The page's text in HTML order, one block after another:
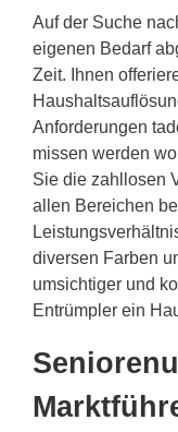
Auf der Suche
eigenen Bedarf
Zeit. Ihnen
Anforderungen
missen werden
Sie die zahllosen
allen Bereichen
diversen Farben
umsichtiger und
Entrümpler ein